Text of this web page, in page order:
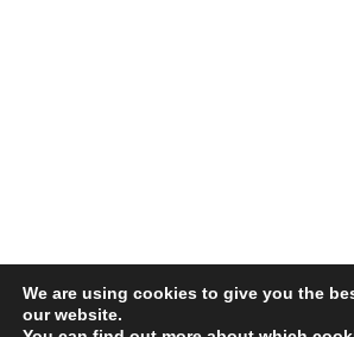
We are using cookies to give you the
our website.